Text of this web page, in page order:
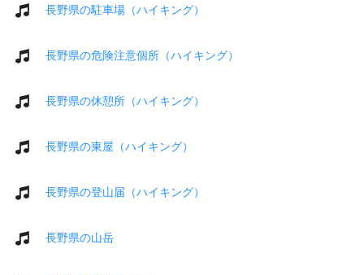
長野県の駐車場（ハイキング）
長野県の危険注意個所（ハイキング）
長野県の休憩所（ハイキング）
長野県の東屋（ハイキング）
長野県の登山届（ハイキング）
長野県の山岳